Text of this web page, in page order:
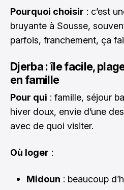
Pourquoi choisir : c’est
bruyante à Sousse,
parfois, franchement, ça
Djerba : île facile,
en famille
Pour qui : famille, séjour
hiver doux, envie d’une
avec de quoi visiter.
Où loger :
Midoun : beaucoup